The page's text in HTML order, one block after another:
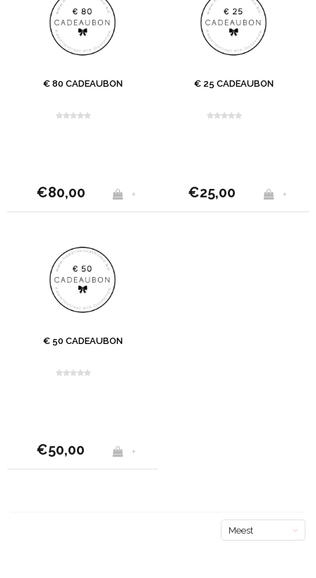
€ 80 CADEAUBON
€80,00 +
€ 25 CADEAUBON
€25,00 +
€ 50 CADEAUBON
€50,00 +
Meest